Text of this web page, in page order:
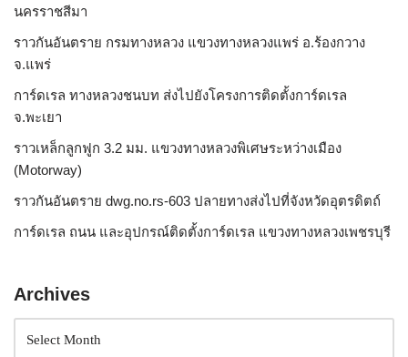
นครราชสีมา
ราวกันอันตราย กรมทางหลวง แขวงทางหลวงแพร่ อ.ร้องกวาง
จ.แพร่
การ์ดเรล ทางหลวงชนบท ส่งไปยังโครงการติดตั้งการ์ดเรล
จ.พะเยา
ราวเหล็กลูกฟูก 3.2 มม. แขวงทางหลวงพิเศษระหว่างเมือง
(Motorway)
ราวกันอันตราย dwg.no.rs-603 ปลายทางส่งไปที่จังหวัดอุตรดิตถ์
การ์ดเรล ถนน และอุปกรณ์ติดตั้งการ์ดเรล แขวงทางหลวงเพชรบุรี
Archives